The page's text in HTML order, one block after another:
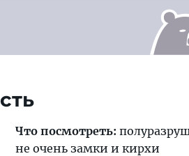
Что посмотреть:
не очень замки и кирхи